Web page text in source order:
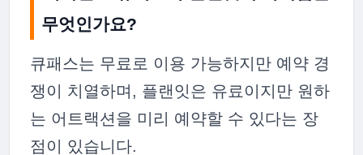
무엇인가요?
큐패스는 무료로 이용 가능하지만 예약 경
쟁이 치열하며, 플랜잇은 유료이지만 원하
는 어트랙션을 미리 예약할 수 있다는 장
점이 있습니다.